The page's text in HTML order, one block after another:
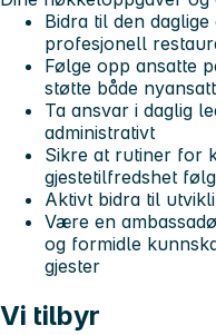
Bidra til den
profesjonell
Følge opp ansatte
støtte både
Ta ansvar i daglig
administrativt
Sikre at rutiner for
gjestetilfredshet
Aktivt bidra til
Være en
og formidle
gjester
Vi tilbyr